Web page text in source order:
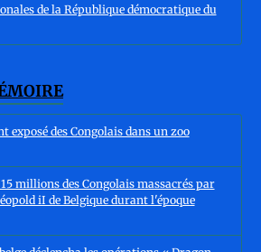
de la République démocratique du
exposé des Congolais dans un zoo
millions des Congolais massacrés par
iI de Belgique durant l'époque